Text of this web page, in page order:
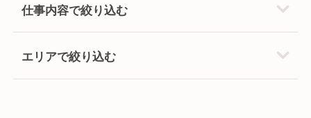
仕事内容で絞り込む
エリアで絞り込む